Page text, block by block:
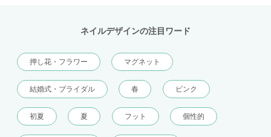
ネイルデザインの注目ワード
押し花・フラワー マグネット
結婚式・ブライダル 春 ピンク
初夏 夏 フット 個性的